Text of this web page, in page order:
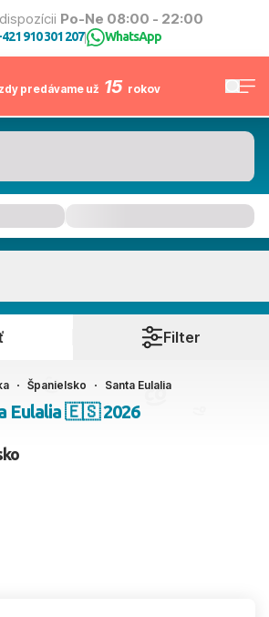
Po-Ne 08:00 - 22:00
910 301 207| WhatsApp
predávame už 15 rokov
Filter
Španielsko Santa Eulalia
Eulalia 🇪🇸 2026